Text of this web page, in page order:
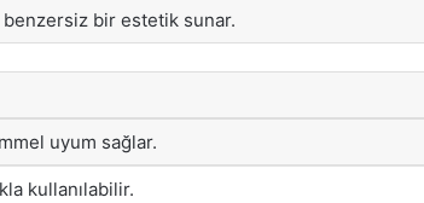
benzersiz bir estetik sunar.
uyum sağlar.
kullanılabilir.